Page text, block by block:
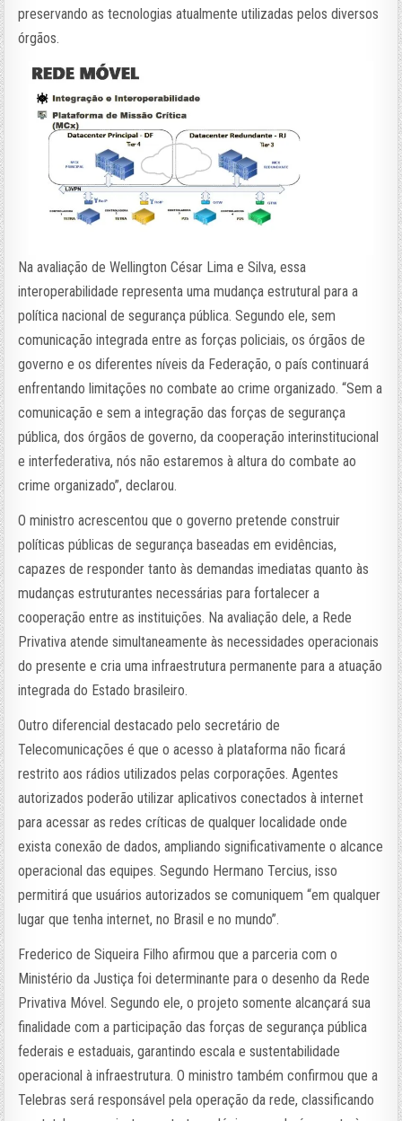
preservando as tecnologias atualmente utilizadas pelos diversos
órgãos.
Na avaliação de Wellington César Lima e Silva, essa
interoperabilidade representa uma mudança estrutural para a
política nacional de segurança pública. Segundo ele, sem
comunicação integrada entre as forças policiais, os órgãos de
governo e os diferentes níveis da Federação, o país continuará
enfrentando limitações no combate ao crime organizado. “Sem a
comunicação e sem a integração das forças de segurança
pública, dos órgãos de governo, da cooperação interinstitucional
e interfederativa, nós não estaremos à altura do combate ao
crime organizado”, declarou.
O ministro acrescentou que o governo pretende construir
políticas públicas de segurança baseadas em evidências,
capazes de responder tanto às demandas imediatas quanto às
mudanças estruturantes necessárias para fortalecer a
cooperação entre as instituições. Na avaliação dele, a Rede
Privativa atende simultaneamente às necessidades operacionais
do presente e cria uma infraestrutura permanente para a atuação
integrada do Estado brasileiro.
Outro diferencial destacado pelo secretário de
Telecomunicações é que o acesso à plataforma não ficará
restrito aos rádios utilizados pelas corporações. Agentes
autorizados poderão utilizar aplicativos conectados à internet
para acessar as redes críticas de qualquer localidade onde
exista conexão de dados, ampliando significativamente o alcance
operacional das equipes. Segundo Hermano Tercius, isso
permitirá que usuários autorizados se comuniquem “em qualquer
lugar que tenha internet, no Brasil e no mundo”.
Frederico de Siqueira Filho afirmou que a parceria com o
Ministério da Justiça foi determinante para o desenho da Rede
Privativa Móvel. Segundo ele, o projeto somente alcançará sua
finalidade com a participação das forças de segurança pública
federais e estaduais, garantindo escala e sustentabilidade
operacional à infraestrutura. O ministro também confirmou que a
Telebras será responsável pela operação da rede, classificando